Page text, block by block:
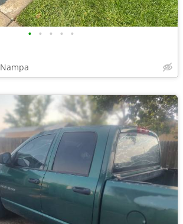
• • • • •
Nampa